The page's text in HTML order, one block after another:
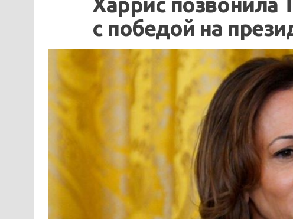
с победой на